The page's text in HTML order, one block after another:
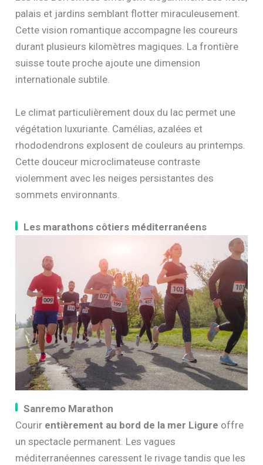
palais et jardins semblant flotter miraculeusement.
Cette vision romantique accompagne les coureurs
durant plusieurs kilomètres magiques. La frontière
suisse toute proche ajoute une dimension
internationale subtile.
Le climat particulièrement doux du lac permet une
végétation luxuriante. Camélias, azalées et
rhododendrons explosent de couleurs au printemps.
Cette douceur microclimateuse contraste
violemment avec les neiges persistantes des
sommets environnants.
Les marathons côtiers méditerranéens
Sanremo Marathon
Courir entièrement au bord de la mer Ligure offre
un spectacle permanent. Les vagues
méditerranéennes caressent le rivage tandis que les